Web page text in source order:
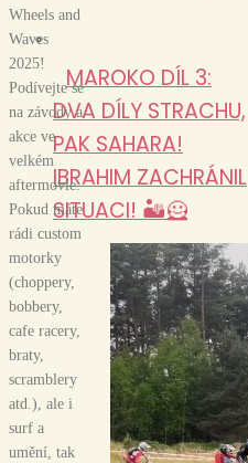
MAROKO DÍL 3:
DVA DÍLY STRACHU,
PAK SAHARA!
IBRAHIM ZACHRÁNIL
SITUACI! 🏜️🦸
Wheels and
Waves
2025!
Podívejte se
na závody a
akce ve
velkém
aftermovie.
Pokud máte
rádi custom
motorky
(choppery,
bobbery,
cafe racery,
braty,
scramblery
atd.), ale i
surf a
umění, tak